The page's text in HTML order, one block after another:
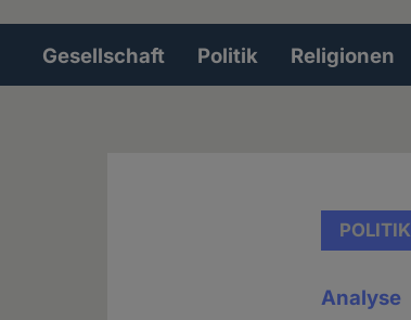
Hauptnavigation
Gesellschaft Politik Religionen
POLITIK
Analyse